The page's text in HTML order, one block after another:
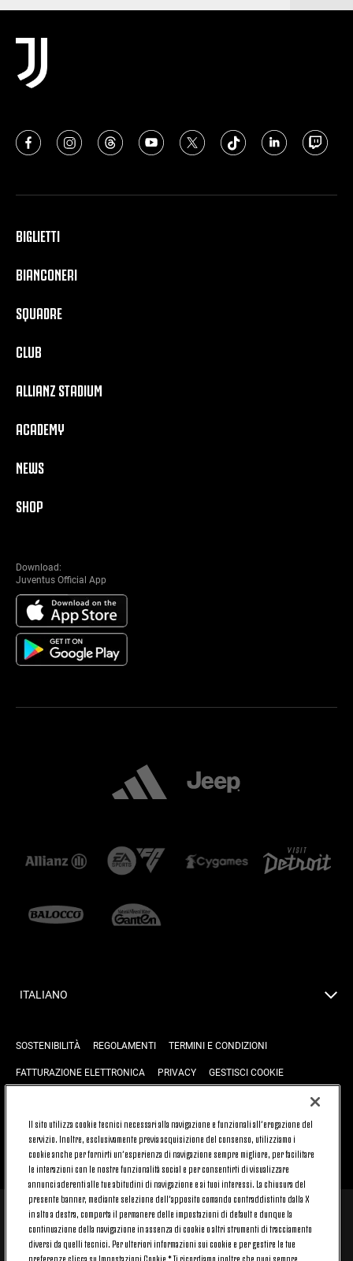
BIGLIETTI
BIANCONERI
SQUADRE
CLUB
ALLIANZ STADIUM
ACADEMY
NEWS
SHOP
Download:
Juventus Official App
ITALIANO
SOSTENIBILITÀ REGOLAMENTI TERMINI E CONDIZIONI
FATTURAZIONE ELETTRONICA PRIVACY GESTISCI COOKIE
TORNA SU
© 2026 Juventus Football Club S.p.A.
Juventus Football Club S.p.A. Via Druento, 175 10151 Torino - Italia;
CONTACT CENTER (+39) 011.45.30.486. Il servizio è attivo dal lunedì al
Il sito utilizza cookie tecnici necessari alla navigazione e funzionali all’erogazione del
servizio. Inoltre, esclusivamente previa acquisizione del consenso, utilizziamo i
cookie anche per fornirti un’esperienza di navigazione sempre migliore, per facilitare
le interazioni con le nostre funzionalità social e per consentirti di visualizzare
annunci aderenti alle tue abitudini di navigazione e ai tuoi interessi. La chiusura del
presente banner, mediante selezione dell’apposito comando contraddistinto dalla X
in alto a destra, comporta il permanere delle impostazioni di default e dunque la
continuazione della navigazione in assenza di cookie o altri strumenti di tracciamento
diversi da quelli tecnici. Per ulteriori informazioni sui cookie e per gestire le tue
preferenze clicca su Impostazioni Cookie.* Ti ricordiamo inoltre che puoi sempre